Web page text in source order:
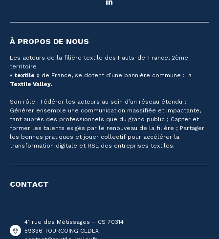
À PROPOS DE NOUS
Les acteurs de la filière textile des Hauts-de-France, 2ème
territoire
« textile » de France, se dotent d’une bannière commune : la
Textile Valley.
Son rôle : Fédérer les acteurs au sein d’un réseau étendu ;
Générer ensemble une communication massifiée et impactante,
tant auprès des professionnels que du grand public ; Capter et
former les talents exigés par le renouveau de la filière ; Partager
les bonnes pratiques et jouer collectif pour accélérer la
transformation digitale et RSE des entreprises textiles.
CONTACT
41 rue des Métissages – CS 70314
59336 TOURCOING CEDEX